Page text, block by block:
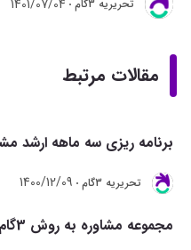
تحريريه 3گام 1401/07/04
مقالات مرتبط
برنامه ریزی سه ماهه ارشد
تحريريه 3گام 1400/12/09
مجموعه مشاوره به روش 3گام